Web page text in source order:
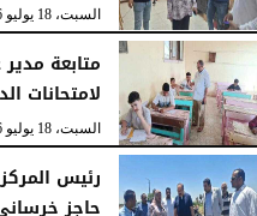
السبت، 18 يوليو 2026
متابعة مدير
لامتحانات
السبت، 18 يوليو 2026
رئيس
حاجز